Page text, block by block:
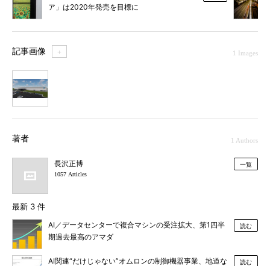
ア」は2020年発売を目標に
記事画像 ＋ 1 Images
著者 1 Authors
長沢正博
1057 Articles
一覧
最新 3 件
AI／データセンターで複合マシンの受注拡大、第1四半
期過去最高のアマダ
読む
AI関連“だけじゃない”オムロンの制御機器事業、地道な
読む